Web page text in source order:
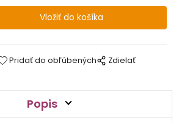
Pridať do obľúbených Zdielať
Popis